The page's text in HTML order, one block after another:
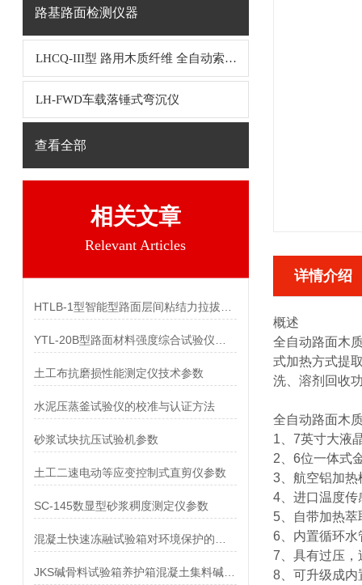
路基路面检测仪器
LHCQ-III型 路用木质纤维 全自动索式热萃取仪
LH-FWD车载落锤式弯沉仪
查看全部
相关文章
Relevant Articles
土工布抗磨损性能测定仪技术参数
水泥压蒸釜试验仪的校准与认证方法
砂浆试块抗压试验机参数
土工二速电动等应变控制式直剪仪参数
SC-145数显型砂浆稠度测定仪参数
详情介绍
概述
全自动路面木
式加热方式提
洗、溶剂回收
全自动路面木
1、7英寸大液
2、6位一体式
3、航空铝加热
4、进口温度传
5、自带加热
6、内置循环水
7、具有过压，
8、可升级成内